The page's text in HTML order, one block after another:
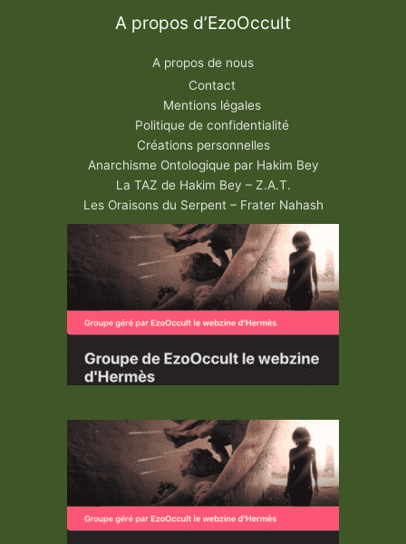
A propos d’EzoOccult
A propos de nous
Contact
Mentions légales
Politique de confidentialité
Créations personnelles
Anarchisme Ontologique par Hakim Bey
La TAZ de Hakim Bey – Z.A.T.
Les Oraisons du Serpent – Frater Nahash